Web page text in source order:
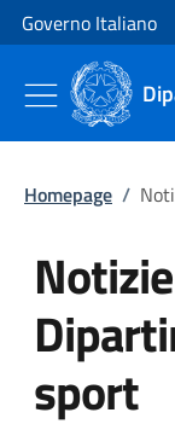
Vai al contenuto
Vai alla navigazione
Governo Italiano
Homepage /
sport